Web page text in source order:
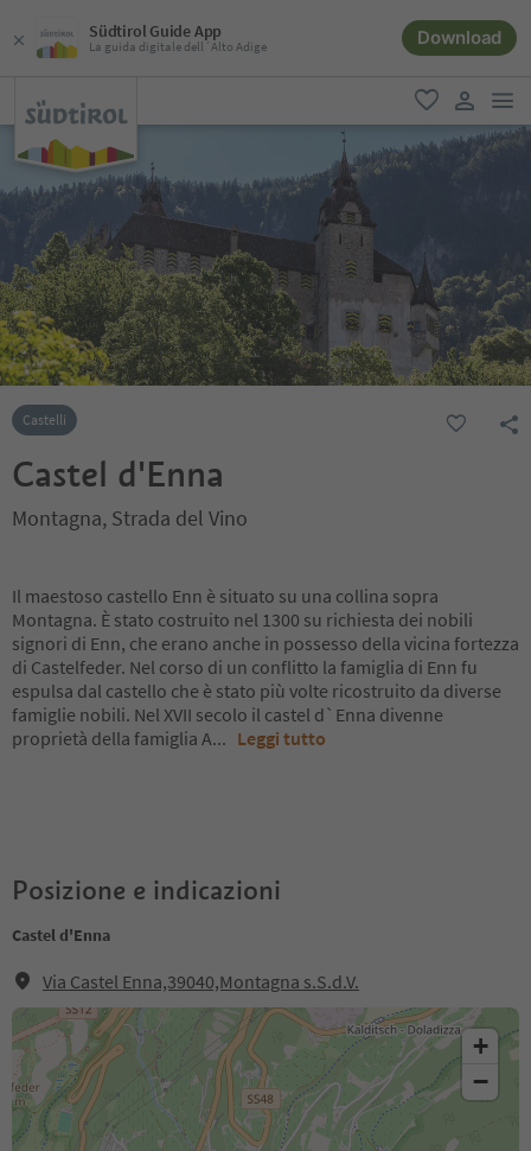
Südtirol Guide App
La guida digitale dell´Alto Adige Download
favoriti
user link
Castelli
Castel d'Enna
Montagna, Strada del Vino
Il maestoso castello Enn è situato su una collina sopra
Montagna. È stato costruito nel 1300 su richiesta dei nobili
signori di Enn, che erano anche in possesso della vicina fortezza
di Castelfeder. Nel corso di un conflitto la famiglia di Enn fu
espulsa dal castello che è stato più volte ricostruito da diverse
famiglie nobili. Nel XVII secolo il castel d`Enna divenne
proprietà della famiglia A... Leggi tutto
Posizione e indicazioni
Castel d'Enna
Via Castel Enna,39040,Montagna s.S.d.V.
+
−